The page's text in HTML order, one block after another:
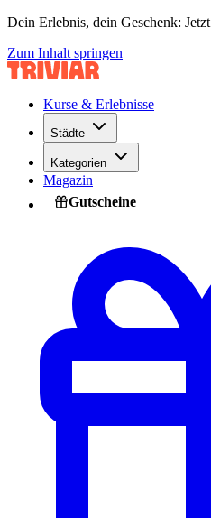
Dein Erlebnis, dein Geschenk: Jetzt
Zum Inhalt springen
Kurse & Erlebnisse
Städte
Kategorien
Magazin
Gutscheine